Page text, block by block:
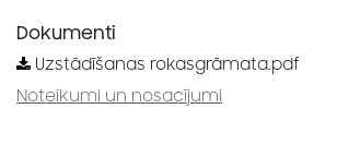
Dokumenti
Uzstādīšanas rokasgrāmata.pdf
Noteikumi un nosacījumi